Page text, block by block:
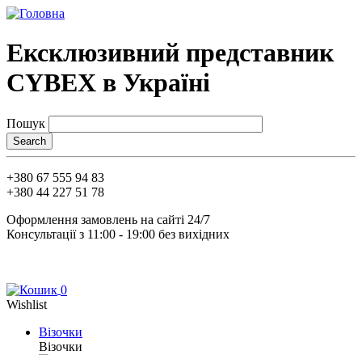
Перейти
основного
вмісту
Ексклюзивний представник
CYBEX в Україні
Пошук
+380 67 555 94 83
+380 44 227 51 78
Оформлення замовлень на сайті 24/7
Консультації з 11:00 - 19:00 без вихідних
0
Wishlist
Візочки
Візочки